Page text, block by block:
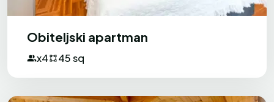
Domaćini su vrlo prijateljski i dobri ljudi,
uvijek spremni pomoći i objasniti sve što
smo trebali. Čak su za nas pripremili
pivo, predjela, riba, slastice, voće, itd.).
Plaža je blizu i vrlo lijepa, bez puno gužve,
Obiteljski apartman
x4 45 sq